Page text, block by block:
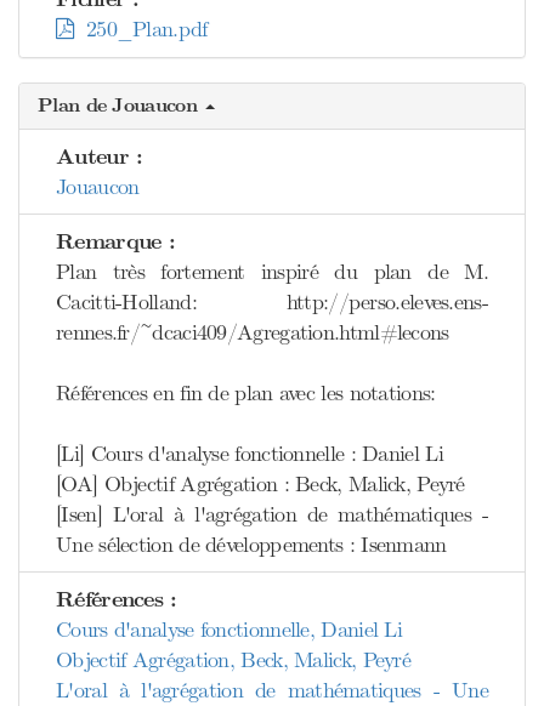
250_Plan.pdf
Plan de Jouaucon
Auteur :
Jouaucon
Remarque :
Plan très fortement inspiré du plan de M.
Cacitti-Holland: http://perso.eleves.ens-
rennes.fr/~dcaci409/Agregation.html#lecons
Références en fin de plan avec les notations:
[Li] Cours d'analyse fonctionnelle : Daniel Li
[OA] Objectif Agrégation : Beck, Malick, Peyré
[Isen] L'oral à l'agrégation de mathématiques -
Une sélection de développements : Isenmann
Références :
Cours d'analyse fonctionnelle, Daniel Li
Objectif Agrégation, Beck, Malick, Peyré
L'oral à l'agrégation de mathématiques - Une